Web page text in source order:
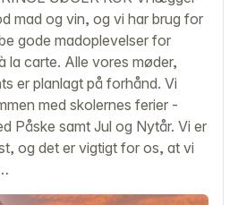
mad og vin, og vi har brug for
gode madoplevelser for
la carte. Alle vores møder,
er planlagt på forhånd. Vi
med skolernes ferier -
Påske samt Jul og Nytår. Vi er
og det er vigtigt for os, at vi